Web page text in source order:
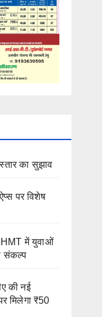
का सुझाव
पर विशेष
में युवाओं
संकल्प
की नई
मिलेगा ₹50